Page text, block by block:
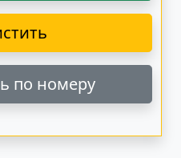
по номеру